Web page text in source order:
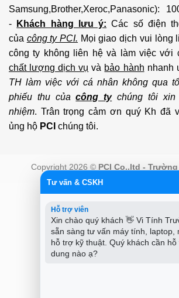
Samsung,Brother,Xeroc,Panasonic):
-
Khách hàng lưu ý: Các số điện
của công ty PCI. Mọi giao dịch vui lòng
công ty không liên hệ và làm việc với
chất lượng dịch vụ và bảo hành nhanh
TH làm việc với cá nhân không qua
phiếu thu củacông tychúng tôi xin
nhiệm. Trân trọng cảm ơn quý Kh đã
ủng hộ PCI chúng tôi.
Copyright 2026 © PCI Co.,ltd -
Tư vấn & CSKH
Hỗ trợ viên
Xin chào quý khách 👋 Vi Tính
sẵn sàng tư vấn máy tính, laptop,
hỗ trợ kỹ thuật. Quý khách cần
dung nào ạ?